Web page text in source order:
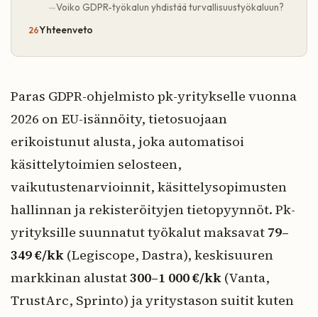
Voiko GDPR-työkalun yhdistää turvallisuustyökaluun?
Yhteenveto
Paras GDPR-ohjelmisto pk-yritykselle vuonna
2026 on EU-isännöity, tietosuojaan
erikoistunut alusta, joka automatisoi
käsittelytoimien selosteen,
vaikutustenarvioinnit, käsittelysopimusten
hallinnan ja rekisteröityjen tietopyynnöt. Pk-
yrityksille suunnatut työkalut maksavat 79–
349 €/kk (Legiscope, Dastra), keskisuuren
markkinan alustat300–1 000 €/kk (Vanta,
TrustArc, Sprinto) ja yritystason suitit kuten